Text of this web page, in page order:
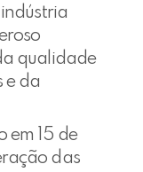
qualidade
e da
em 15 de
das